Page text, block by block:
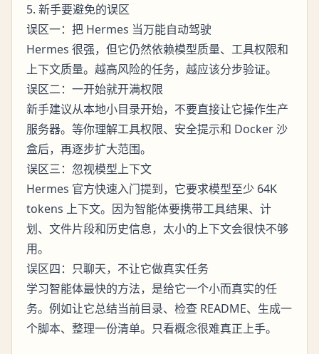
5. 新手要避免的误区
误区一：把 Hermes 当万能自动驾驶
Hermes 很强，但它仍然依赖模型质量、工具权限和
上下文质量。越高风险的任务，越应该分步验证。
误区二：一开始就开满权限
新手建议从本地小目录开始，不要直接让它操作生产
服务器。等你理解工具权限、安全提示和 Docker 沙
盒后，再逐步扩大范围。
误区三：忽视模型上下文
Hermes 官方快速入门提到，它要求模型至少 64K
tokens 上下文。因为智能体要携带工具结果、计
划、文件片段和历史信息，太小的上下文会很快不够
用。
误区四：只聊天，不让它做真实任务
学习智能体最快的方法，是给它一个小而真实的任
务。例如让它总结当前目录、检查 README、生成一
个脚本、整理一份清单。只看概念很难真正上手。